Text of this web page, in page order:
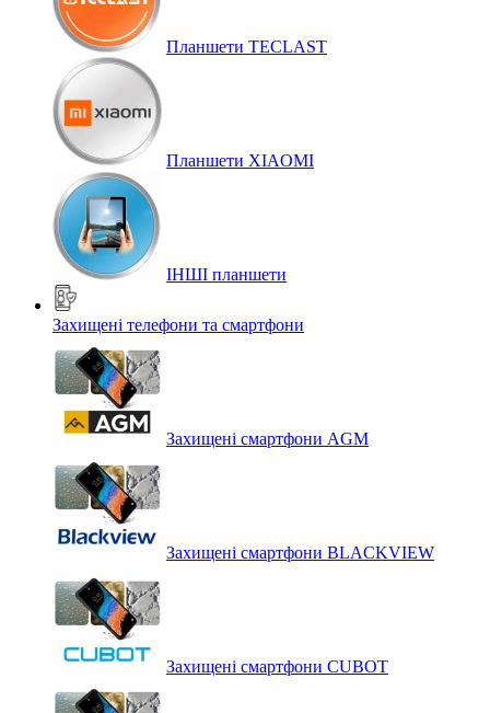
Планшети TECLAST
Планшети XIAOMI
ІНШІ планшети
Захищені телефони та смартфони
Захищені смартфони AGM
Захищені смартфони BLACKVIEW
Захищені смартфони CUBOT